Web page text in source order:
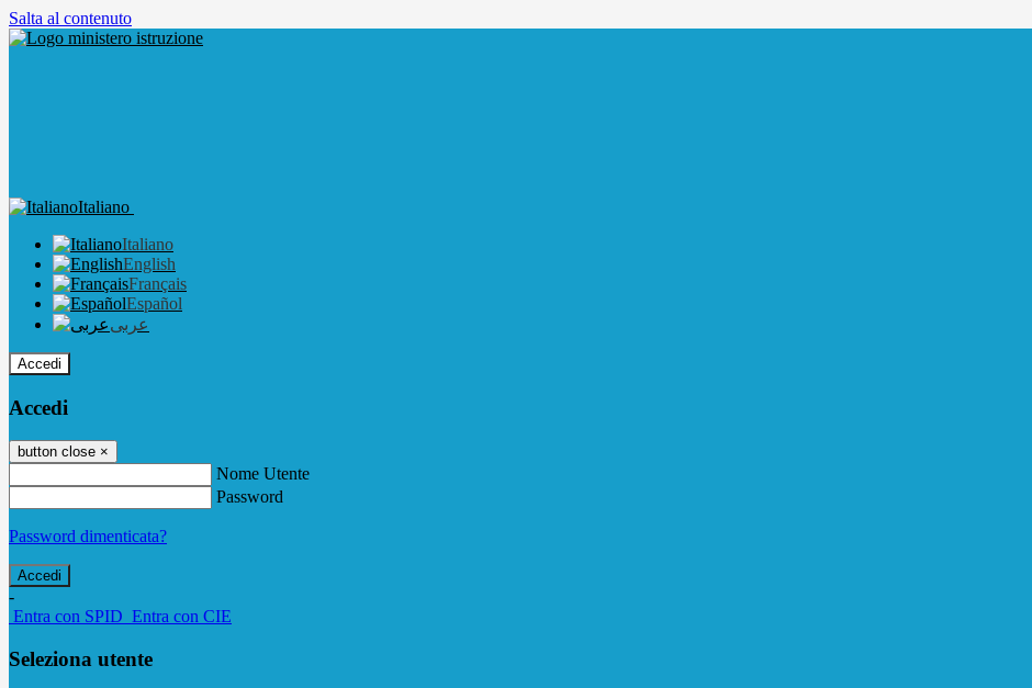
Salta al contenuto
Italiano
Italiano
English
Français
Español
عربى
Accedi
Accedi
button close ×
Nome Utente
Password
Password dimenticata?
-
Entra con SPID Entra con CIE
Seleziona utente